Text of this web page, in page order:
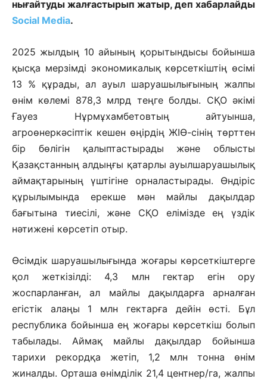
нығайтуды жалғастырып жатыр, деп хабарлайды
Social Media.
2025 жылдың 10 айының қорытындысы бойынша
қысқа мерзімді экономикалық көрсеткіштің өсімі
13 % құрады, ал ауыл шаруашылығының жалпы
өнім көлемі 878,3 млрд теңге болды. СҚО әкімі
Ғауез Нұрмұхамбетовтың айтуынша,
агроөнеркәсіптік кешен өңірдің ЖІӨ-сінің төрттен
бір бөлігін қалыптастырады және облысты
Қазақстанның алдыңғы қатарлы ауылшаруашылық
аймақтарының үштігіне орналастырады. Өндіріс
құрылымында ерекше мән майлы дақылдар
бағытына тиесілі, және СҚО елімізде ең үздік
нәтижені көрсетіп отыр.
Өсімдік шаруашылығында жоғары көрсеткіштерге
қол жеткізілді: 4,3 млн гектар егін ору
жоспарланған, ал майлы дақылдарға арналған
егістік алаңы 1 млн гектарға дейін өсті. Бұл
республика бойынша ең жоғары көрсеткіш болып
табылады. Аймақ майлы дақылдар бойынша
тарихи рекордқа жетіп, 1,2 млн тонна өнім
жиналды. Орташа өнімділік 21,4 центнер/га, жалпы